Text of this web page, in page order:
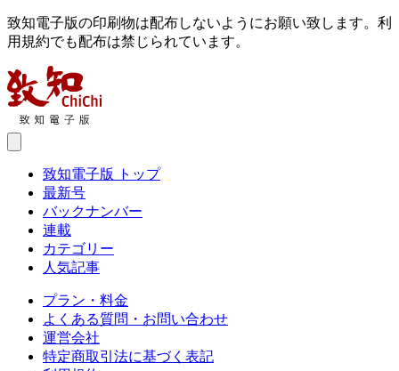
致知電子版の印刷物は配布しないようにお願い致します。利
用規約でも配布は禁じられています。
致知電子版 トップ
最新号
バックナンバー
連載
カテゴリー
人気記事
プラン・料金
よくある質問・お問い合わせ
運営会社
特定商取引法に基づく表記